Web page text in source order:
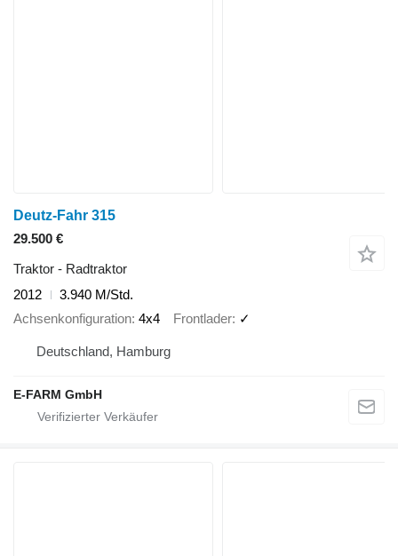
Deutz-Fahr 315
29.500 €
Traktor - Radtraktor
2012
3.940 M/Std.
Achsenkonfiguration 4x4 Frontlader ✓
Deutschland, Hamburg
E-FARM GmbH